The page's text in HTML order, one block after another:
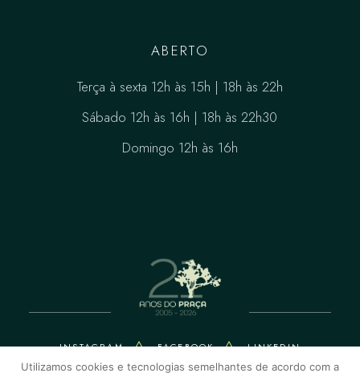
ABERTO
Terça à sexta 12h às 15h | 18h às 22h
Sábado 12h às 16h | 18h às 22h30
Domingo 12h às 16h
INSTAGRAM FACEBOOK
LINKEDIN
Utilizamos cookies e tecnologias semelhantes de acordo com a